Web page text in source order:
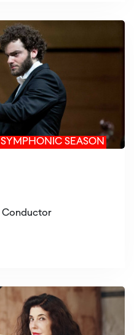
SYMPHONIC SEASON
Conductor